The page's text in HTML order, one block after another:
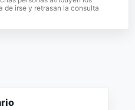
de irse y retrasan la consulta